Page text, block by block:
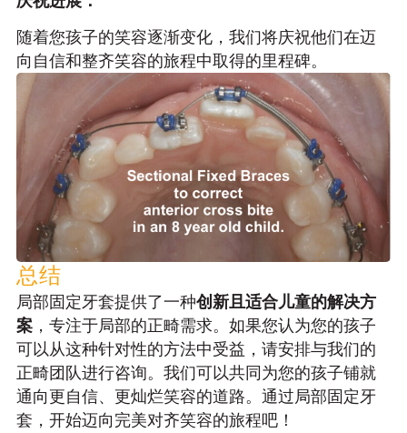
随着您孩子的笑容逐渐变化，我们将庆祝他们在迈
向自信和整齐笑容的旅程中取得的里程碑。
总结
局部固定牙套提供了一种创新且适合儿童的解决方
案 ，专注于局部的正畸需求。如果您认为您的孩子
可以从这种针对性的方法中受益，请安排与我们的
正畸团队进行咨询。我们可以共同为您的孩子铺就
通向更自信、更灿烂笑容的道路。通过局部固定牙
套，开始迈向完美对齐笑容的旅程吧！